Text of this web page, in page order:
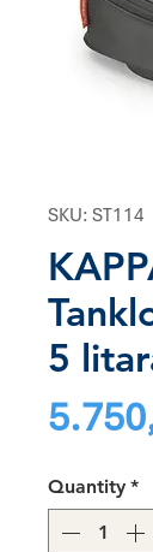
SKU: ST114
5
Quantity *